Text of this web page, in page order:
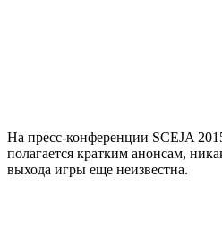
На пресс-конференции SCEJA
полагается кратким анонсам,
выхода игры еще неизвестна.